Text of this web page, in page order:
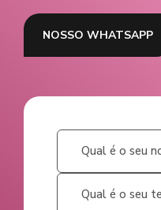
NOSSO WHATSAPP